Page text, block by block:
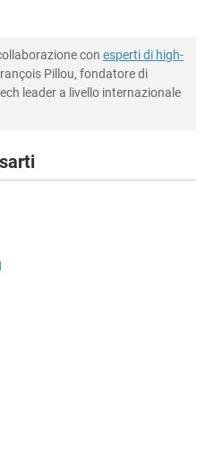
con esperti di high-
Pillou, fondatore di
leader a livello internazionale